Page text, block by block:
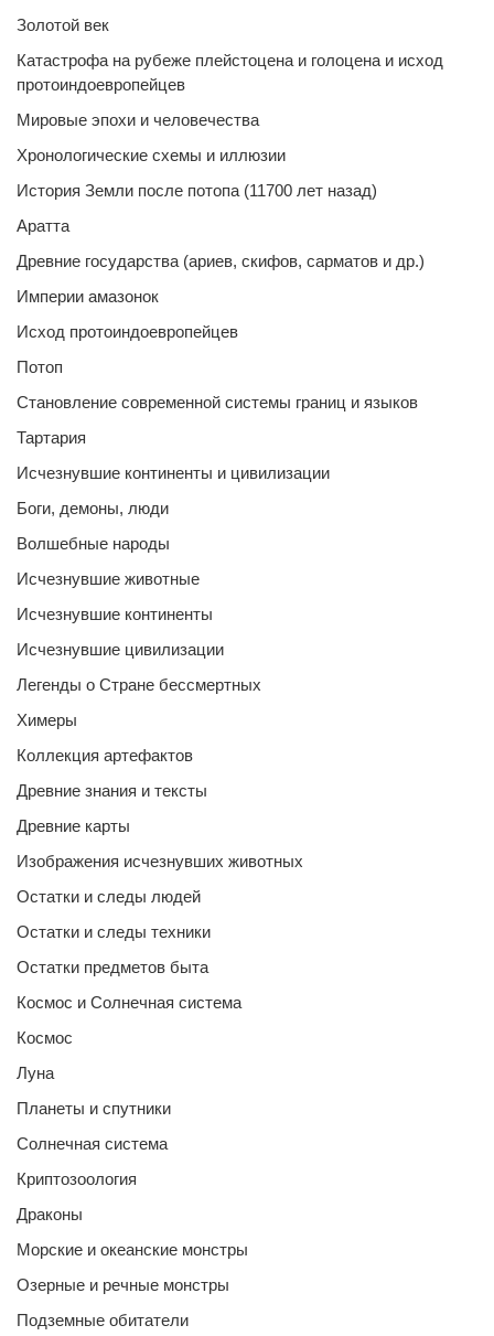
Золотой век
Катастрофа на рубеже плейстоцена и голоцена и исход
протоиндоевропейцев
Мировые эпохи и человечества
Хронологические схемы и иллюзии
История Земли после потопа (11700 лет назад)
Аратта
Древние государства (ариев, скифов, сарматов и др.)
Империи амазонок
Исход протоиндоевропейцев
Потоп
Становление современной системы границ и языков
Тартария
Исчезнувшие континенты и цивилизации
Боги, демоны, люди
Волшебные народы
Исчезнувшие животные
Исчезнувшие континенты
Исчезнувшие цивилизации
Легенды о Стране бессмертных
Химеры
Коллекция артефактов
Древние знания и тексты
Древние карты
Изображения исчезнувших животных
Остатки и следы людей
Остатки и следы техники
Остатки предметов быта
Космос и Солнечная система
Космос
Луна
Планеты и спутники
Солнечная система
Криптозоология
Драконы
Морские и океанские монстры
Озерные и речные монстры
Подземные обитатели